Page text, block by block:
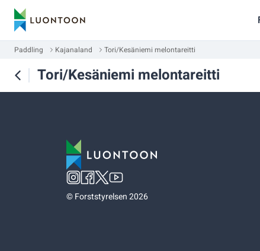
Paddling Kajanaland Tori/Kesäniemi melontareitti
Tori/Kesäniemi melontareitti
©Forststyrelsen 2026